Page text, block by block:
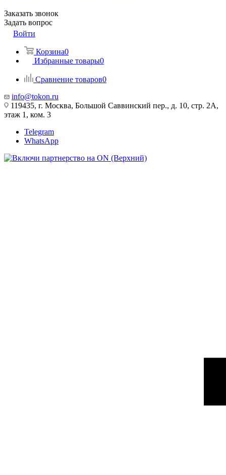
Заказать звонок
Задать вопрос
Войти
Корзина0
Избранные товары0
Сравнение товаров0
info@tokon.ru
119435, г. Москва, Большой Саввинский пер., д. 10, стр. 2А,
этаж 1, ком. 3
Telegram
WhatsApp